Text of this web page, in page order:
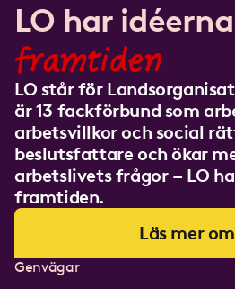
LO har
framtiden
LO står för
är 13 fackförbund som
arbetsvillkor och social
beslutsfattare och ökar
arbetslivets frågor – LO
framtiden.
Läs mer
Genvägar